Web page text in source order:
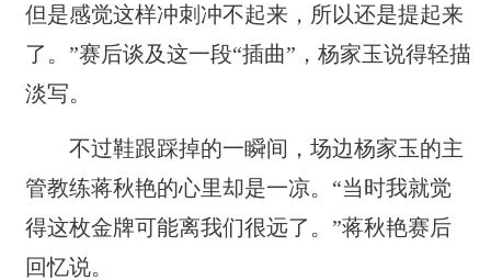
但是感觉这样冲刺冲不起来，所以还是提起来
了。”赛后谈及这一段“插曲”，杨家玉说得轻描
淡写。
不过鞋跟踩掉的一瞬间，场边杨家玉的主
管教练蒋秋艳的心里却是一凉。“当时我就觉
得这枚金牌可能离我们很远了。”蒋秋艳赛后
回忆说。